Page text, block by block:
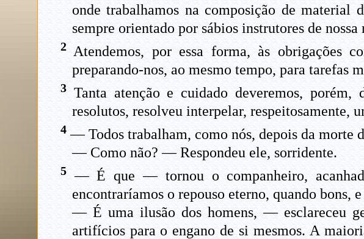
onde trabalhamos na composição de material
sempre orientado por sábios instrutores de nossa
2Atendemos, por essa forma, às obrigações
preparando-nos, ao mesmo tempo, para tarefas
3Tanta atenção e cuidado deveremos, porém,
resolutos, resolveu interpelar, respeitosamente,
4— Todos trabalham, como nós, depois da morte
— Como não? — Respondeu ele, sorridente.
5— É que — tornou o companheiro,
encontraríamos o repouso eterno, quando bons,
— É uma ilusão dos homens, — esclareceu
artifícios para o engano de si mesmos. A